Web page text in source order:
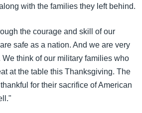
with the families they left behind.
the courage and skill of our
safe as a nation. And we are very
We think of our military families who
at the table this Thanksgiving. The
for their sacrifice of American